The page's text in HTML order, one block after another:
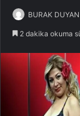
BURAK DUYAN
2 dakika okuma